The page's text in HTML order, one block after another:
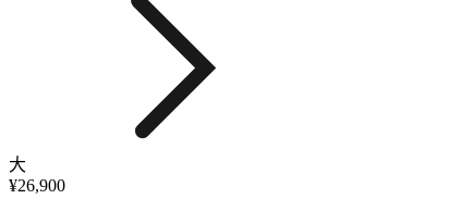
大
¥26,900